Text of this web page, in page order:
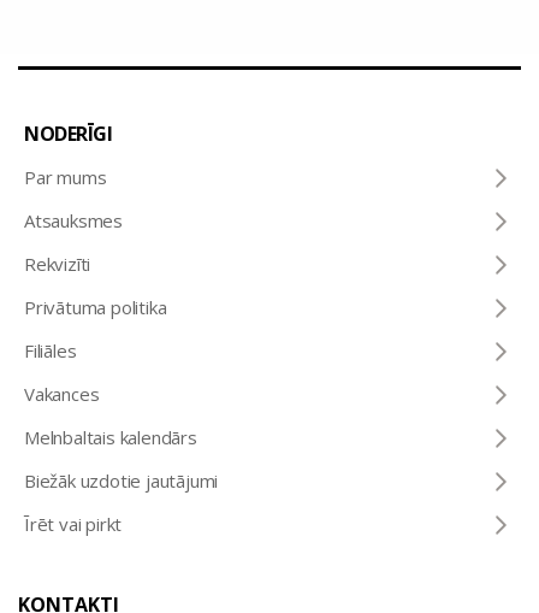
NODERĪGI
Par mums
Atsauksmes
Rekvizīti
Privātuma politika
Filiāles
Vakances
Melnbaltais kalendārs
Biežāk uzdotie jautājumi
Īrēt vai pirkt
KONTAKTI